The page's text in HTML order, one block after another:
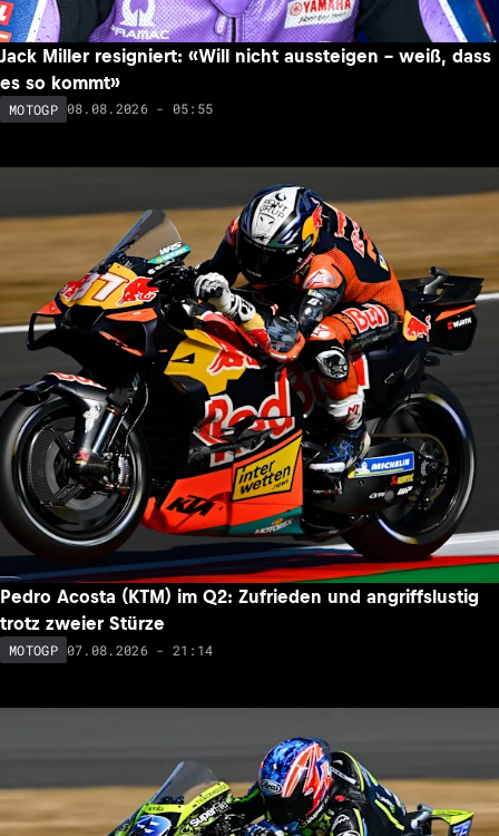
Jack Miller resigniert: «Will nicht aussteigen – weiß, dass
es so kommt»
MOTOGP 08.08.2026 - 05:55
Pedro Acosta (KTM) im Q2: Zufrieden und angriffslustig
trotz zweier Stürze
MOTOGP 07.08.2026 - 21:14